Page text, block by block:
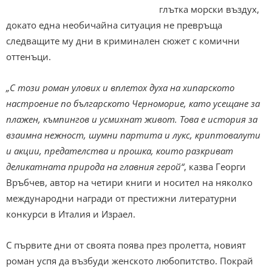
глътка морски въздух,
докато една необичайна ситуация не превръща
следващите му дни в криминален сюжет с комични
оттенъци.
„С този роман улових и вплетох духа на хипарското
настроение по българското Черноморие, като усещане за
плажен, къмпингов и усмихнат живот. Това е история за
взаимна нежност, шумни партита и лукс, криптовалути
и акции, предателства и прошка, които разкриват
деликатната природа на главния герой“, казва Георги
Връбчев, автор на четири книги и носител на няколко
международни награди от престижни литературни
конкурси в Италия и Израел.
С първите дни от своята поява през пролетта, новият
роман успя да възбуди женското любопитство. Покрай